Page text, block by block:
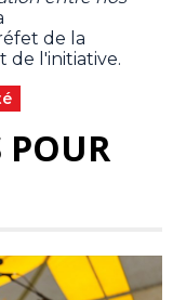
de la
de l'initiative.
POUR